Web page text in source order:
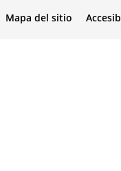
Mapa del sitio